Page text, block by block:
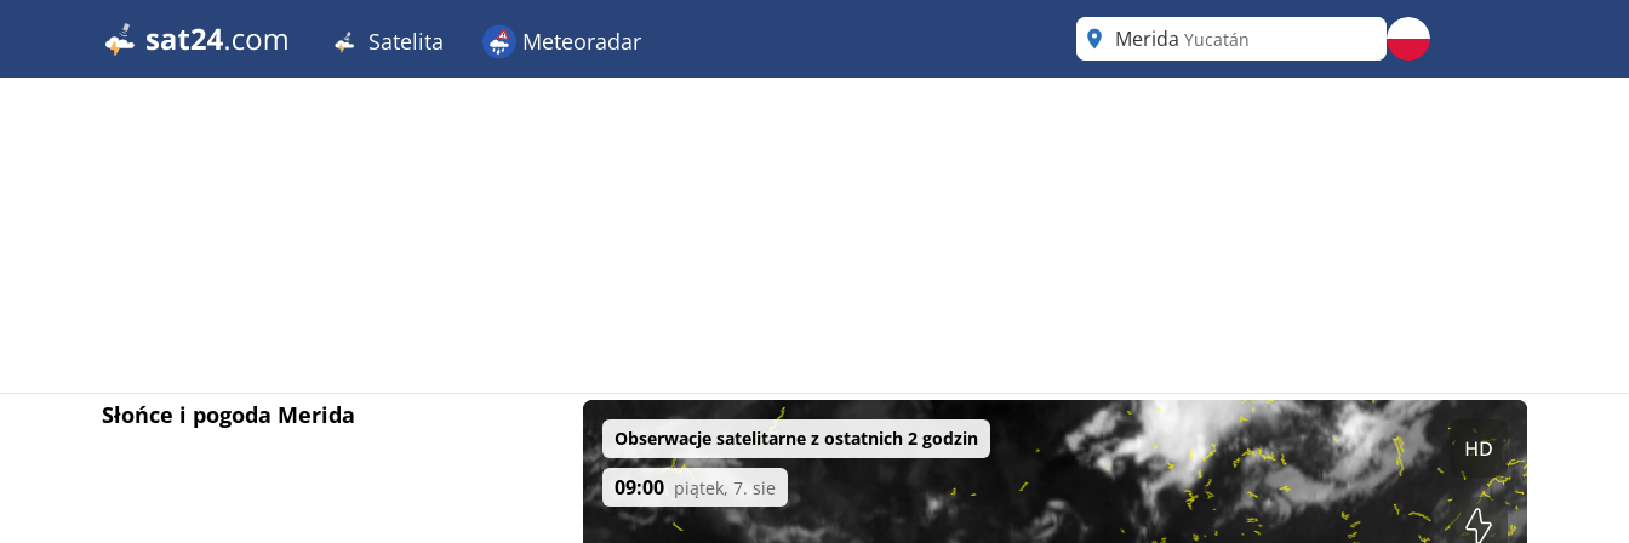
Satelita Meteoradar Merida Yucatán
Słońce i pogoda Merida
Obserwacje satelitarne z ostatnich 2 godzin
09:00 piątek, 7. sie